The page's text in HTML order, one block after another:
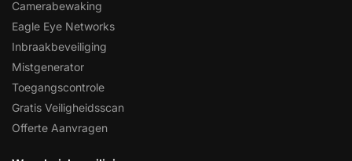
Camerabewaking
Eagle Eye Networks
Inbraakbeveiliging
Mistgenerator
Toegangscontrole
Gratis Veiligheidsscan
Offerte Aanvragen